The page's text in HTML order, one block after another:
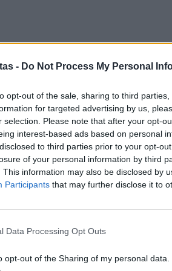
- Do Not Process My Personal
opt-out of the sale, sharing to third
for targeted advertising by us,
selection. Please note that after your opt-
interest-based ads based on personal
to third parties prior to your opt-
of your personal information by third
This information may also be disclosed by
Participants that may further disclose it to
Data Processing Opt Outs
opt-out of the Sharing of my personal data.
προμήθειες συναλλάγματος
σε 0,5% και διατηρεί την
Standard, εξασφαλίζοντας έτσι μια
πελάτες της.
lifestyle και ταξιδιών της